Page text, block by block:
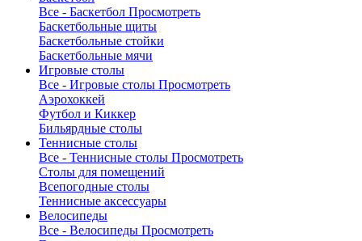
Все - Баскетбол Просмотреть
Баскетбольные щиты
Баскетбольные стойки
Баскетбольные мячи
Игровые столы
Все - Игровые столы Просмотреть
Аэрохоккей
Футбол и Киккер
Бильярдные столы
Теннисные столы
Все - Теннисные столы Просмотреть
Столы для помещений
Всепогодные столы
Теннисные аксессуары
Велосипеды
Все - Велосипеды Просмотреть